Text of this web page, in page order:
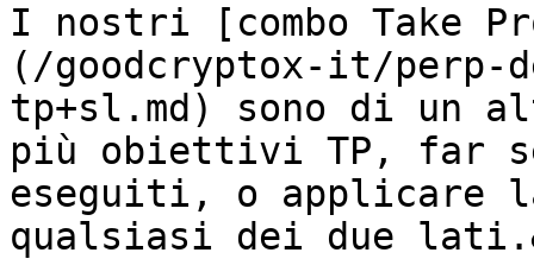
I nostri [combo Take
(/goodcryptox-it/perp-
tp+sl.md) sono di un
più obiettivi TP, far
eseguiti, o applicare
qualsiasi dei due